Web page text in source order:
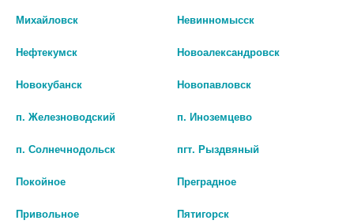
БИО АГЛФ №32 г. Ставрополь ул. 50 лет ВЛКСМ 16/8 Круглосуточно
Показать все ...
Михайловск Невинномысск
Нефтекумск Новоалександровск
Новокубанск Новопавловск
п. Железноводский п. Иноземцево
п. Солнечнодольск пгт. Рыздвяный
Покойное Преградное
Привольное Пятигорск